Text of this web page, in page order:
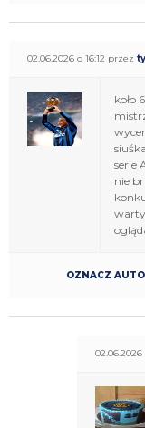
02.06.2026 o 16:12 przez
koło
serie
nie
OZNACZ
02.06.2026